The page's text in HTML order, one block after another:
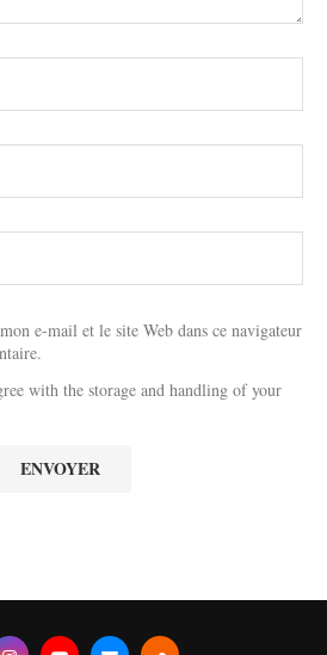
e-mail et le site Web dans ce navigateur
with the storage and handling of your